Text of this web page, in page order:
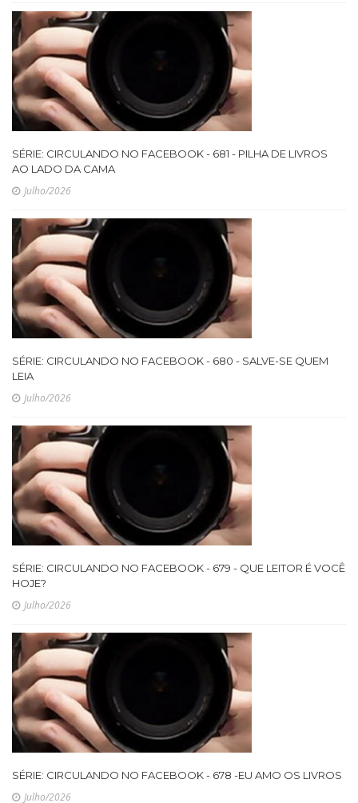
SÉRIE: CIRCULANDO NO FACEBOOK - 681 - PILHA DE LIVROS
AO LADO DA CAMA
Julho/2026
SÉRIE: CIRCULANDO NO FACEBOOK - 680 - SALVE-SE QUEM
LEIA
Julho/2026
SÉRIE: CIRCULANDO NO FACEBOOK - 679 - QUE LEITOR É VOCÊ
HOJE?
Julho/2026
SÉRIE: CIRCULANDO NO FACEBOOK - 678 -EU AMO OS LIVROS
Julho/2026